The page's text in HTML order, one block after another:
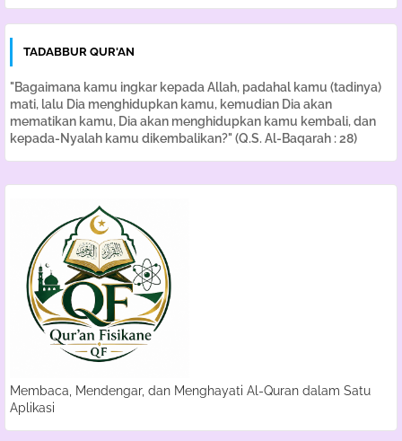
TADABBUR QUR'AN
"Bagaimana kamu ingkar kepada Allah, padahal kamu (tadinya)
mati, lalu Dia menghidupkan kamu, kemudian Dia akan
mematikan kamu, Dia akan menghidupkan kamu kembali, dan
kepada-Nyalah kamu dikembalikan?" (Q.S. Al-Baqarah : 28)
Membaca, Mendengar, dan Menghayati Al-Quran dalam Satu
Aplikasi